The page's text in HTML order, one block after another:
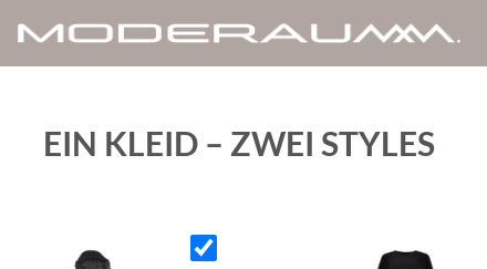
EIN KLEID – ZWEI STYLES